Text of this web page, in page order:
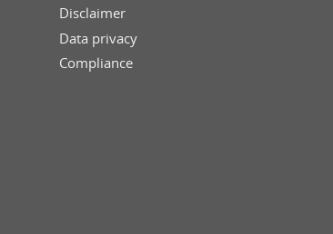
Disclaimer
Data privacy
Compliance